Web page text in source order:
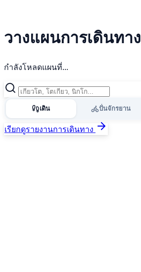
วางแผนการเดินทาง
กำลังโหลดแผนที่...
เดิน ปั่นจักรยาน
เรียกดูรายงานการเดินทาง